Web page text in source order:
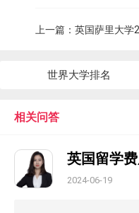
上一篇： 英国萨里大学
世界大学排名
相关问答
英国留学
2024-06-19